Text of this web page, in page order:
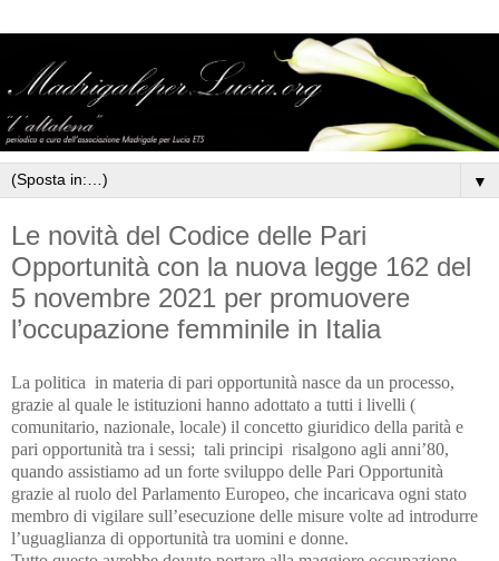
▼
Le novità del Codice delle Pari
Opportunità con la nuova legge 162 del
5 novembre 2021 per promuovere
l’occupazione femminile in Italia
La politica in materia di pari opportunità nasce da un processo,
grazie al quale le istituzioni hanno adottato a tutti i livelli (
comunitario, nazionale, locale) il concetto giuridico della parità e
pari opportunità tra i sessi; tali principi risalgono agli anni’80,
quando assistiamo ad un forte sviluppo delle Pari Opportunità
grazie al ruolo del Parlamento Europeo, che incaricava ogni stato
membro di vigilare sull’esecuzione delle misure volte ad introdurre
l’uguaglianza di opportunità tra uomini e donne.